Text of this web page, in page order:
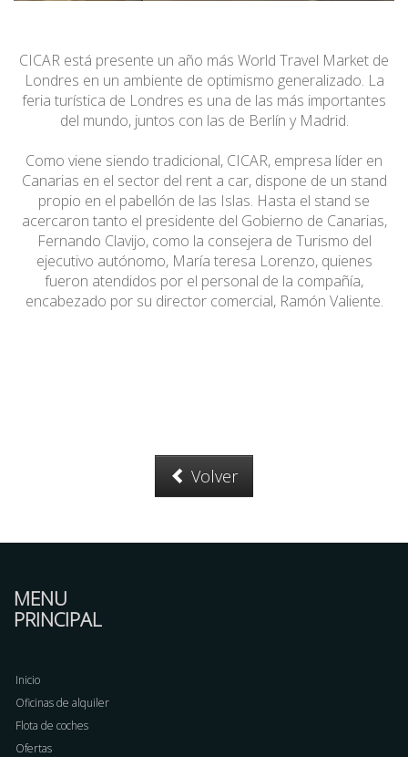
CICAR está presente un año más World Travel Market de
Londres en un ambiente de optimismo generalizado. La
feria turística de Londres es una de las más importantes
del mundo, juntos con las de Berlín y Madrid.
Como viene siendo tradicional, CICAR, empresa líder en
Canarias en el sector del rent a car, dispone de un stand
propio en el pabellón de las Islas. Hasta el stand se
acercaron tanto el presidente del Gobierno de Canarias,
Fernando Clavijo, como la consejera de Turismo del
ejecutivo autónomo, María teresa Lorenzo, quienes
fueron atendidos por el personal de la compañía,
encabezado por su director comercial, Ramón Valiente.
Volver
MENU
PRINCIPAL
Inicio
Oficinas de alquiler
Flota de coches
Ofertas